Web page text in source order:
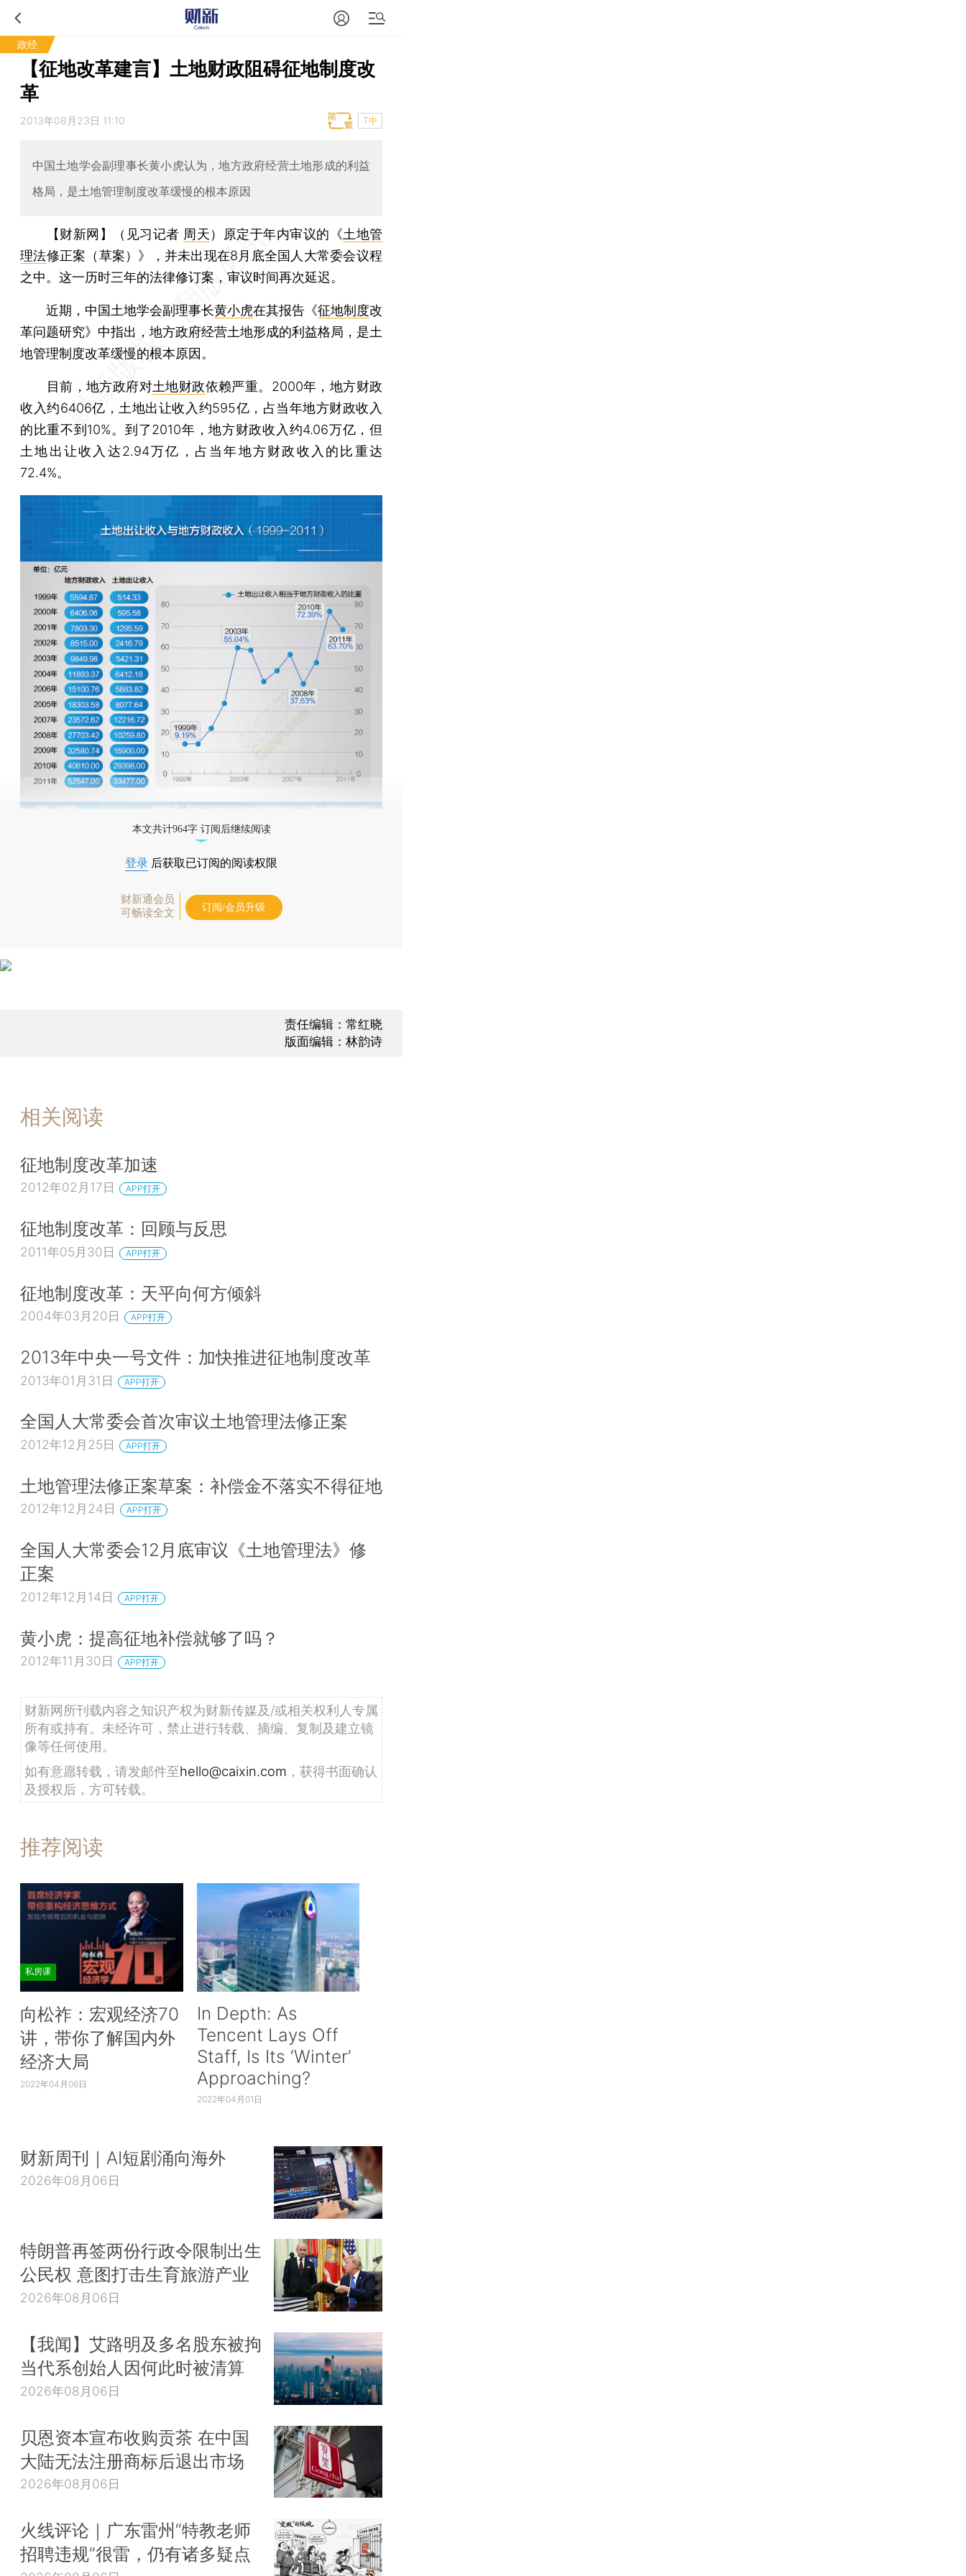
政经
【征地改革建言】土地财政阻碍征地制度改
革
2013年08月23日 11:10 T中
中国土地学会副理事长黄小虎认为，地方政府经营土地形成的利益
格局，是土地管理制度改革缓慢的根本原因
【财新网】（见习记者 周天） 原定于年内审议的《土地管
理法修正案（草案）》，并未出现在8月底全国人大常委会议程
之中。这一历时三年的法律修订案，审议时间再次延迟。
近期，中国土地学会副理事长黄小虎在其报告《征地制度改
革问题研究》中指出，地方政府经营土地形成的利益格局，是土
地管理制度改革缓慢的根本原因。
目前，地方政府对土地财政依赖严重。2000年，地方财政
收入约6406亿，土地出让收入约595亿，占当年地方财政收入
的比重不到10%。到了2010年，地方财政收入约4.06万亿，但
土地出让收入达2.94万亿，占当年地方财政收入的比重达
72.4%。
本文共计964字 订阅后继续阅读
登录 后获取已订阅的阅读权限
财新通会员
可畅读全文
订阅/会员升级
责任编辑：常红晓
版面编辑：林韵诗
相关阅读
征地制度改革加速
2012年02月17日 APP打开
征地制度改革：回顾与反思
2011年05月30日 APP打开
征地制度改革：天平向何方倾斜
2004年03月20日 APP打开
2013年中央一号文件：加快推进征地制度改革
2013年01月31日 APP打开
全国人大常委会首次审议土地管理法修正案
2012年12月25日 APP打开
土地管理法修正案草案：补偿金不落实不得征地
2012年12月24日 APP打开
全国人大常委会12月底审议《土地管理法》修
正案
2012年12月14日 APP打开
黄小虎：提高征地补偿就够了吗？
2012年11月30日 APP打开
财新网所刊载内容之知识产权为财新传媒及/或相关权利人专属
所有或持有。未经许可，禁止进行转载、摘编、复制及建立镜
像等任何使用。
如有意愿转载，请发邮件至hello@caixin.com ，获得书面确认
及授权后，方可转载。
推荐阅读
私房课
向松祚：宏观经济70
讲，带你了解国内外
经济大局
2022年04月06日
In Depth: As
Tencent Lays Off
Staff, Is Its ‘Winter’
Approaching?
2022年04月01日
财新周刊｜AI短剧涌向海外
2026年08月06日
特朗普再签两份行政令限制出生
公民权 意图打击生育旅游产业
2026年08月06日
【我闻】艾路明及多名股东被拘
当代系创始人因何此时被清算
2026年08月06日
贝恩资本宣布收购贡茶 在中国
大陆无法注册商标后退出市场
2026年08月06日
火线评论｜广东雷州“特教老师
招聘违规”很雷，仍有诸多疑点